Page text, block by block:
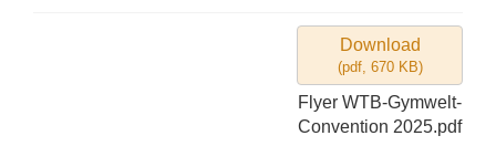
Download
(pdf, 670 KB)
Flyer WTB-Gymwelt-
Convention 2025.pdf